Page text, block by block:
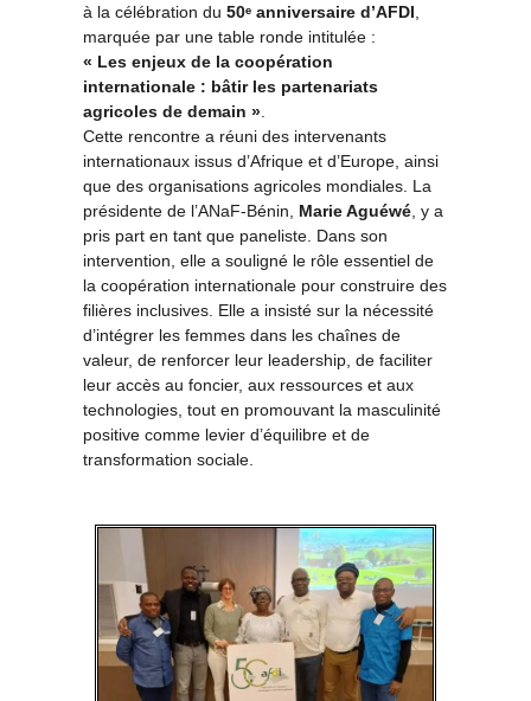
à la célébration du 50ᵉ anniversaire d’AFDI
marquée par une table ronde intitulée :
« Les enjeux de la coopération
internationale : bâtir les partenariats
agricoles de demain »
Cette rencontre a réuni des intervenants
internationaux issus d’Afrique et d’Europe, ainsi
que des organisations agricoles mondiales. La
présidente de l’ANaF-Bénin, Marie Aguéwé , y a
pris part en tant que paneliste. Dans son
intervention, elle a souligné le rôle essentiel de
la coopération internationale pour construire des
filières inclusives. Elle a insisté sur la nécessité
d’intégrer les femmes dans les chaînes de
valeur, de renforcer leur leadership, de faciliter
leur accès au foncier, aux ressources et aux
technologies, tout en promouvant la masculinité
positive comme levier d’équilibre et de
transformation sociale.